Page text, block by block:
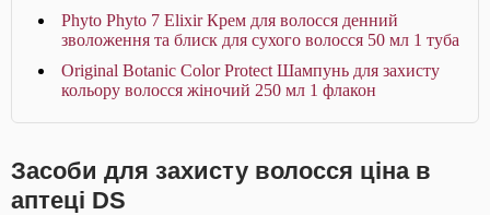
Phyto Phyto 7 Elixir Крем для волосся денний
зволоження та блиск для сухого волосся 50 мл 1 туба
Original Botanic Color Protect Шампунь для захисту
кольору волосся жіночий 250 мл 1 флакон
Засоби для захисту волосся ціна в
аптеці DS